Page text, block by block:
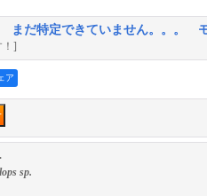
まだ特定できていません。。。
]
ア
sp.